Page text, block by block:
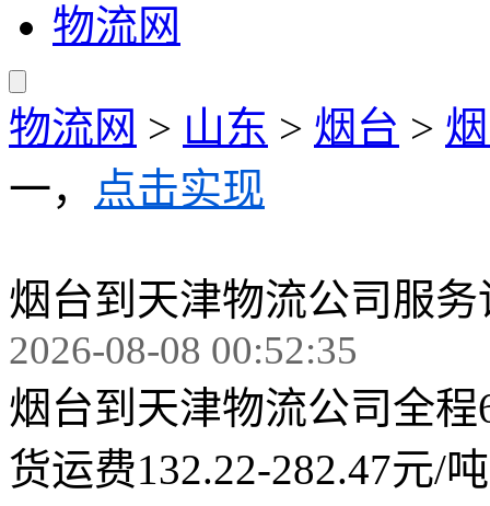
物流网
物流网 > 山东 > 烟台 >
一， 点击实现
烟台到天津物流公司服务
2026-08-08 00:52:35
烟台到天津物流公司全
货运费132.22-282.47元/